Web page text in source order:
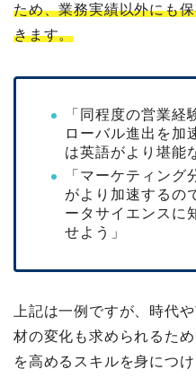
ため、業務実績以外にも
きます。
「同程度の営業
ローバル進出を加
は英語がより堪能
「マーケティング
がより加速するの
ータサイエンスに
せよ う 」
上記は一例ですが、時代
材の変化も求められるた
を高めるスキルを身につ